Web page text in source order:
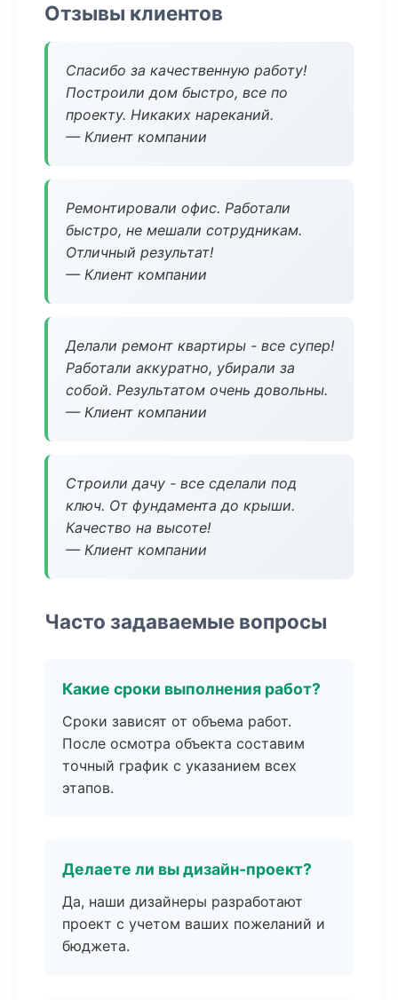
Отзывы клиентов
Спасибо за качественную работу!
Построили дом быстро, все по
проекту. Никаких нареканий.
— Клиент компании
Ремонтировали офис. Работали
быстро, не мешали сотрудникам.
Отличный результат!
— Клиент компании
Делали ремонт квартиры - все супер!
Работали аккуратно, убирали за
собой. Результатом очень довольны.
— Клиент компании
Строили дачу - все сделали под
ключ. От фундамента до крыши.
Качество на высоте!
— Клиент компании
Часто задаваемые вопросы
Какие сроки выполнения работ?
Сроки зависят от объема работ.
После осмотра объекта составим
точный график с указанием всех
этапов.
Делаете ли вы дизайн-проект?
Да, наши дизайнеры разработают
проект с учетом ваших пожеланий и
бюджета.